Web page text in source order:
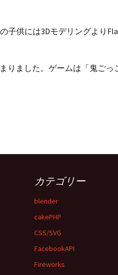
子供には3Dモデリングより
りました。ゲームは「鬼ごっ
カテゴリー
blender
cakePHP
CSS/SVG
FacebookAPI
Fireworks